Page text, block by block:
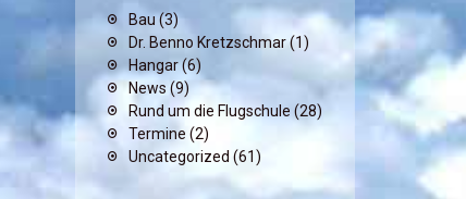
Bau (3)
Dr. Benno Kretzschmar(1)
Hangar(6)
News (9)
Rund um die Flugschule (28)
Termine (2)
Uncategorized (61)